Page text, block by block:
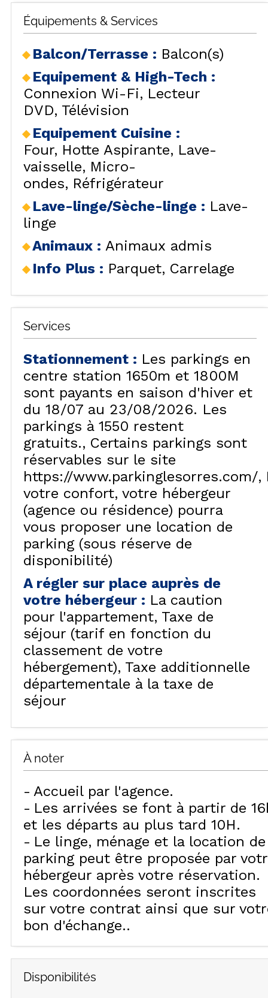
Équipements & Services
Balcon/Terrasse : Balcon(s)
Equipement & High-Tech :
Connexion Wi-Fi
Lecteur
DVD Télévision
Equipement Cuisine :
Four Hotte Aspirante
Lave-
vaisselle
Micro-
ondes
Réfrigérateur
Lave-linge/Sèche-linge : Lave-
linge
Animaux : Animaux admis
Info Plus : Parquet Carrelage
Services
Stationnement : Les parkings en
centre station 1650m et 1800M
sont payants en saison d'hiver et
du 18/07 au 23/08/2026. Les
parkings à 1550 restent
gratuits.
Certains parkings sont
réservables sur le site
https://www.parkinglesorres.com/
votre confort, votre hébergeur
(agence ou résidence) pourra
vous proposer une location de
parking (sous réserve de
disponibilité)
A régler sur place auprès de
votre hébergeur : La caution
pour l'appartement Taxe de
séjour (tarif en fonction du
classement de votre
hébergement) Taxe additionnelle
départementale à la taxe de
séjour
À noter
Accueil par l'agence
Les arrivées se font à partir de
et les départs au plus tard 10H
Le linge, ménage et la location de
parking peut être proposée par
hébergeur après votre réservation.
Les coordonnées seront inscrites
sur votre contrat ainsi que sur
bon d'échange.
Disponibilités